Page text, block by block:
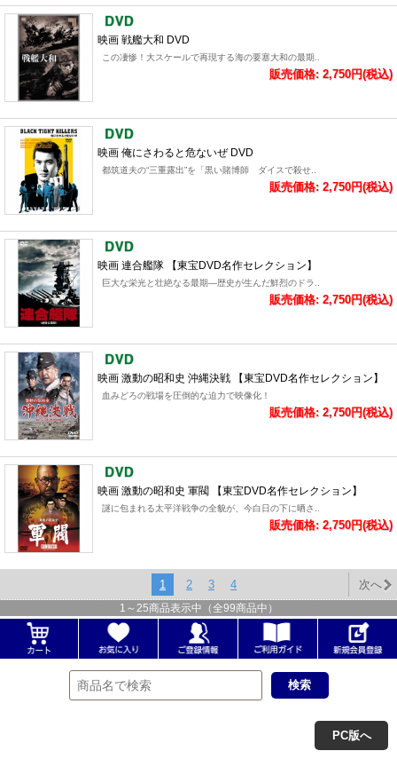
映画 戦艦大和 DVD
この凄惨！大スケールで再現する海の要塞大和の最期..
販売価格: 2,750円(税込)
映画 俺にさわると危ないぜ DVD
都筑道夫の“三重露出”を「黒い賭博師 ダイスで殺せ..
販売価格: 2,750円(税込)
映画 連合艦隊 【東宝DVD名作セレクション】
巨大な栄光と壮絶なる最期―歴史が生んだ鮮烈のドラ..
販売価格: 2,750円(税込)
映画 激動の昭和史 沖縄決戦 【東宝DVD名作セレクション】
血みどろの戦場を圧倒的な迫力で映像化！
販売価格: 2,750円(税込)
映画 激動の昭和史 軍閥 【東宝DVD名作セレクション】
謎に包まれる太平洋戦争の全貌が、今白日の下に晒さ..
販売価格: 2,750円(税込)
1 2 3 4 次へ
1 ～ 25商品表示中（全99商品中）
PC版へ